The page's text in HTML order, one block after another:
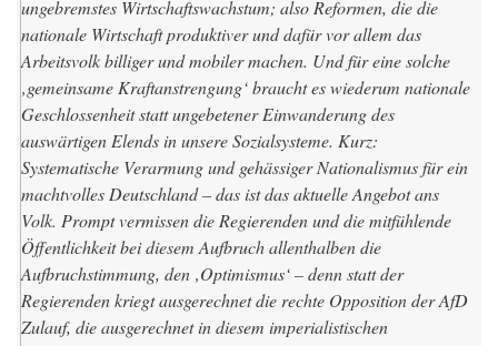
ungebremstes Wirtschaftswachstum; also Reformen, die die
nationale Wirtschaft produktiver und dafür vor allem das
Arbeitsvolkbilliger und mobiler machen. Und für eine solche
‚gemeinsame Kraftanstrengung‘ braucht es wiederumnationale
Geschlossenheitstatt ungebetener Einwanderung des
auswärtigen Elends in unsere Sozialsysteme. Kurz:
Systematische Verarmung und gehässiger Nationalismusfür ein
machtvolles Deutschland – das ist das aktuelle Angebot ans
Volk. Prompt vermissen die Regierenden und die mitfühlende
Öffentlichkeit bei diesem Aufbruch allenthalben die
Aufbruchstimmung, den ‚Optimismus‘ – denn statt der
Regierenden kriegt ausgerechnet die rechte Opposition der AfD
Zulauf, die ausgerechnet in diesem imperialistischen